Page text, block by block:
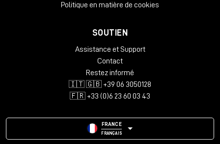
Politique en matière de cookies
SOUTIEN
Assistance et Support
Contact
Restez informé
🇮🇹 🇬🇧 +39 06 3050128
🇫🇷 +33 (0)6 23 60 03 43
FRANCE
FRANÇAIS